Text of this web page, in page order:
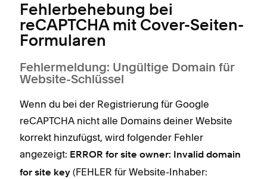
Fehlerbehebung bei
reCAPTCHA mit Cover-Seiten-
Formularen
Fehlermeldung: Ungültige Domain für
Website-Schlüssel
Wenn du bei der Registrierung für Google
reCAPTCHA nicht alle Domains deiner Website
korrekt hinzufügst, wird folgender Fehler
angezeigt: ERROR for site owner: Invalid domain
for site key (FEHLER für Website-Inhaber: